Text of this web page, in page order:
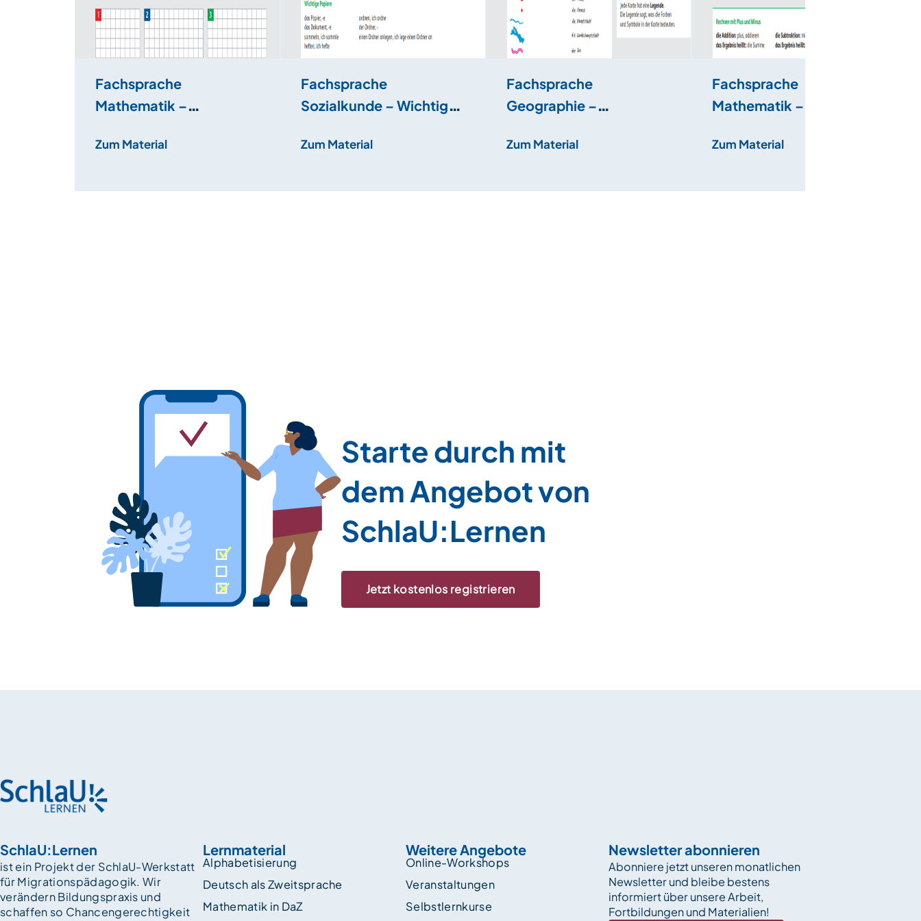
Fachsprache
Mathematik –
Budget
Zum Material
Fachsprache
Sozialkunde – Wichtige
Zum Material
Fachsprache
Geographie –
Karten
Zum Material
Fachsprache
Mathematik –
berechnen
Zum Material
Starte durch mit
dem Angebot von
SchlaU:Lernen
Jetzt kostenlos registrieren
SchlaU:Lernen
ist ein Projekt der SchlaU-Werkstatt
für Migrationspädagogik. Wir
verändern Bildungspraxis und
schaffen so Chancen­gerechtigkeit
Lernmaterial
Alphabetisierung
Deutsch als Zweitsprache
Mathematik in DaZ
Weitere Angebote
Online-Workshops
Veranstaltungen
Selbstlernkurse
Newsletter abonnieren
Abonniere jetzt unseren monatlichen
Newsletter und bleibe bestens
informiert über unsere Arbeit,
Fortbildungen und Materialien!